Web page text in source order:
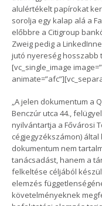
alulértékelt papírokat
sorolja egy kalap alá a
előbbre a Citigroup
Zweig pedig a
jutó nyereség hosszabb
[vc_single_image
„A jelen dokumentum a
Benczúr utca 44.,
nyilvántartja a Fővárosi
cégjegyzékszámon)
dokumentum nem
tanácsadást, hanem a
felkeltése céljából
elemzés
követelményeknek